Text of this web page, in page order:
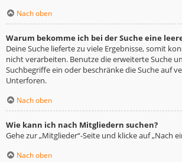
Nach oben
Warum bekomme ich bei der Suche eine
Deine Suche lieferte zu viele Ergebnisse, somit
nicht verarbeiten. Benutze die erweiterte Suche
Suchbegriffe ein oder beschränke die Suche auf
Unterforen.
Nach oben
Wie kann ich nach Mitgliedern suchen?
Gehe zur „Mitglieder“-Seite und klicke auf „Nach
Nach oben